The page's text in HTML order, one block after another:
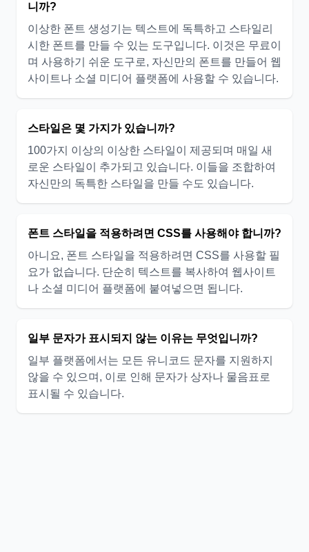
니까?
이상한 폰트 생성기는 텍스트에 독특하고 스타일리
시한 폰트를 만들 수 있는 도구입니다. 이것은 무료이
며 사용하기 쉬운 도구로, 자신만의 폰트를 만들어 웹
사이트나 소셜 미디어 플랫폼에 사용할 수 있습니다.
스타일은 몇 가지가 있습니까?
100가지 이상의 이상한 스타일이 제공되며 매일 새
로운 스타일이 추가되고 있습니다. 이들을 조합하여
자신만의 독특한 스타일을 만들 수도 있습니다.
폰트 스타일을 적용하려면 CSS를 사용해야 합니까?
아니요, 폰트 스타일을 적용하려면 CSS를 사용할 필
요가 없습니다. 단순히 텍스트를 복사하여 웹사이트
나 소셜 미디어 플랫폼에 붙여넣으면 됩니다.
일부 문자가 표시되지 않는 이유는 무엇입니까?
일부 플랫폼에서는 모든 유니코드 문자를 지원하지
않을 수 있으며, 이로 인해 문자가 상자나 물음표로
표시될 수 있습니다.